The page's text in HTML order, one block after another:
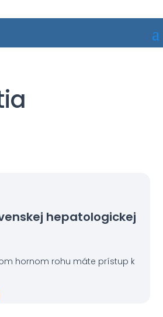
hepatologickej
hornom rohu máte prístup k